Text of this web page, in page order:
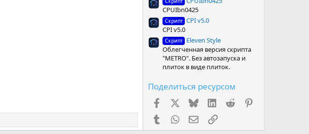
CPUIbn0425
Скрипт CPI v5.0
CPI v5.0
Скрипт Eleven Style
Облегченная версия скрипта
"METRO". Без автозапуска и
плиток в виде плиток.
Поделиться ресурсом
FacebookX (Twitter)
Bluesky LinkedInReddit
TumblrWhatsAppЭлектронная почта
Ссылка